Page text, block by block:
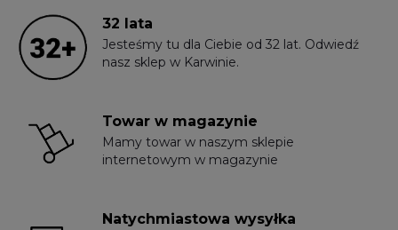
32 lata
Jesteśmy tu dla Ciebie od 32 lat. Odwiedź
nasz sklep w Karwinie.
Towar w magazynie
Mamy towar w naszym sklepie
internetowym w magazynie
Natychmiastowa wysyłka